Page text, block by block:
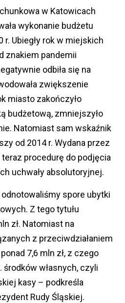
w Katowicach
wykonanie budżetu
r. Ubiegły rok w miejskich
znakiem pandemii
odbiła się na
zwiększenie
miasto zakończyło
budżetową, zmniejszyło
Natomiast sam wskaźnik
od 2014 r. Wydana przez
teraz procedurę do podjęcia
uchwały absolutoryjnej.
spore ubytki
Z tego tytułu
zł. Natomiast na
z przeciwdziałaniem
7,6 mln zł, z czego
środków własnych, czyli
kasy – podkreśla
Rudy Śląskiej.